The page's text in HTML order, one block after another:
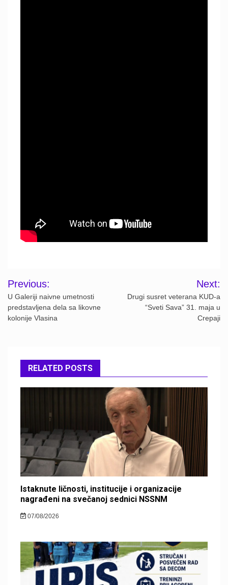
Post
navigation
Previous:
U Galeriji naivne umetnosti
predstavljena dela sa likovne
kolonije Vlasina
Next:
Drugi susret veterana KUD-a
“Sveti Sava” 31. maja u
Crepaji
RELATED POSTS
Istaknute ličnosti, institucije i organizacije
nagrađeni na svečanoj sednici NSSNM
07/08/2026